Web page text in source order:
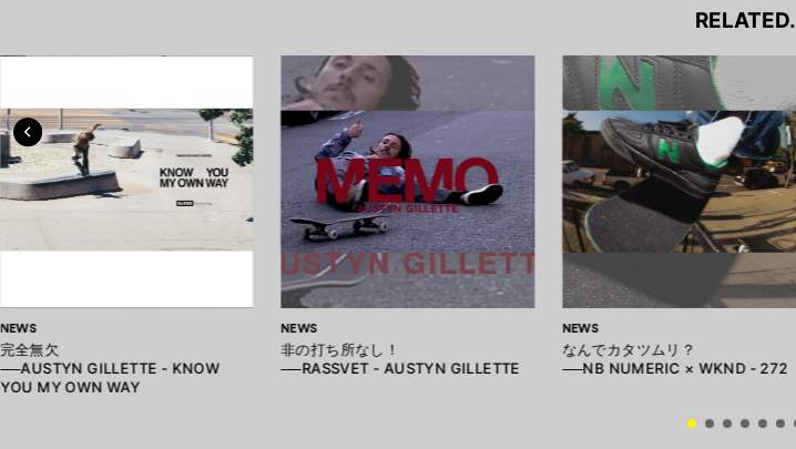
RELATED.
NEWS
完全無欠
──AUSTYN GILLETTE - KNOW
YOU MY OWN WAY
NEWS
非の打ち所なし！
──RASSVET - AUSTYN GILLETTE
NEWS
なんでカタツムリ？
──NB NUMERIC × WKND - 272